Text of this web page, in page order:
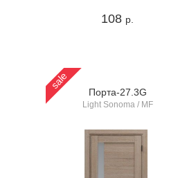
108 р.
sale
Порта-27.3G
Light Sonoma / MF